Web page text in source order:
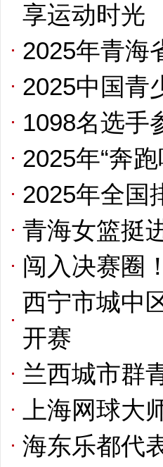
享运动时光
2025年青海
2025中国青
1098名选手
2025年“奔
2025年全国
青海女篮挺
闯入决赛圈
西宁市城中
开赛
兰西城市群
上海网球大
海东乐都代